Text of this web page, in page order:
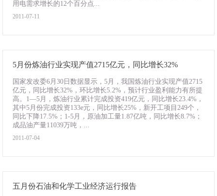
用电需求增长的12个百分点...
2011-07-11
5月份炼油行业实现产值2715亿元，同比增长32%
国家发改委6月30日数据显示，5月，我国炼油行业实现产值2715
亿元，同比增长32%，环比增长5.2%，预计行业盈利能力有所提
高。1—5月，炼油行业累计完成投资419亿元，同比增长23.4%，
其中5月份完成投资133e元，同比增长25%，新开工项目249个，
同比下降17.5%；1-5月，原油加工量1.87亿吨，同比增长8.7%；
成品油产量11039万吨，...
2011-07-04
五月份石油和化学工业经济运行报告